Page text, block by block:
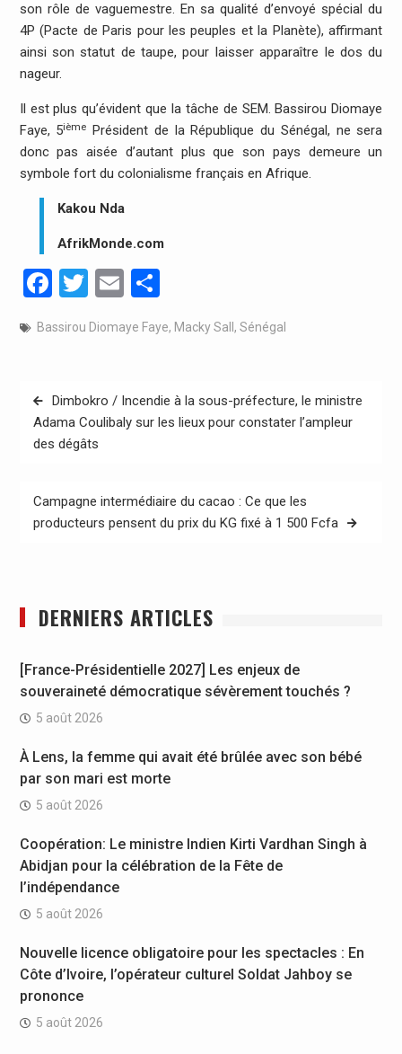
son rôle de vaguemestre. En sa qualité d’envoyé spécial du
4P (Pacte de Paris pour les peuples et la Planète), affirmant
ainsi son statut de taupe, pour laisser apparaître le dos du
nageur.
Il est plus qu’évident que la tâche de SEM. Bassirou Diomaye
Faye, 5ième
Président de la République du Sénégal, ne sera
donc pas aisée d’autant plus que son pays demeure un
symbole fort du colonialisme français en Afrique.
Kakou Nda
AfrikMonde.com
Facebook
Twitter
Email
Bassirou Diomaye Faye, Macky Sall , Sénégal
Navigation
de
l’article
Dimbokro / Incendie à la sous-préfecture, le ministre
Adama Coulibaly sur les lieux pour constater l’ampleur
des dégâts
Campagne intermédiaire du cacao : Ce que les
producteurs pensent du prix du KG fixé à 1 500 Fcfa
DERNIERS ARTICLES
[France-Présidentielle 2027] Les enjeux de
souveraineté démocratique sévèrement touchés ?
5 août 2026
À Lens, la femme qui avait été brûlée avec son bébé
par son mari est morte
5 août 2026
Coopération: Le ministre Indien Kirti Vardhan Singh à
Abidjan pour la célébration de la Fête de
l’indépendance
5 août 2026
Nouvelle licence obligatoire pour les spectacles : En
Côte d’Ivoire, l’opérateur culturel Soldat Jahboy se
prononce
5 août 2026